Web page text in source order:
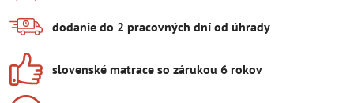
dodanie do 2 pracovných dní od úhrady
slovenské matrace so zárukou 6 rokov